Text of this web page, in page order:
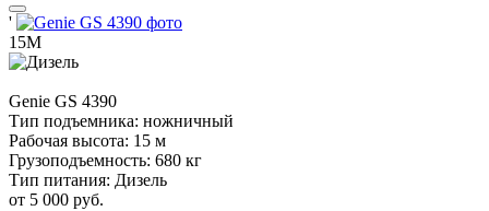
'
15М
Genie GS 4390
Тип подъемника: ножничный
Рабочая высота: 15 м
Грузоподъемность: 680 кг
Тип питания: Дизель
от 5 000 руб.